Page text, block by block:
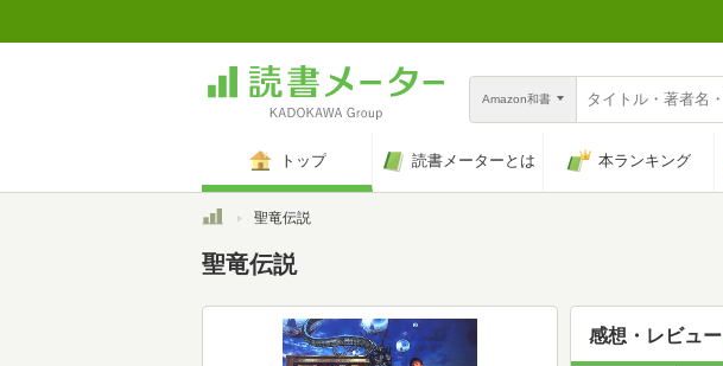
Amazon和書
トップ 読書メーターとは 本ランキング
トップ聖竜伝説
聖竜伝説
感想・レビュー